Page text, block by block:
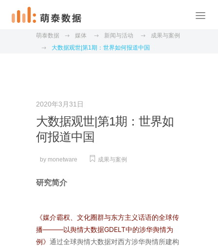
萌泰数据 媒体 新闻与活动
成果与案例
大数据观世|第1期：世界如何报道中国
2020年3月31日
大数据观世|第1期：世界如
何报道中国
by monetware 成果与案例
研究简介
《媒介霸权、文化圈群与东方主义话语的全球传
播———以舆情大数据GDELT中的涉华舆情为
例》 通过全球舆情大数据对西方涉华舆情所建构